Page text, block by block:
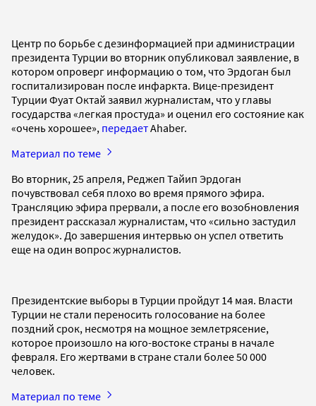
Центр по борьбе с дезинформацией при администрации
президента Турции во вторник опубликовал заявление, в
котором опроверг информацию о том, что Эрдоган был
госпитализирован после инфаркта. Вице-президент
Турции Фуат Октай заявил журналистам, что у главы
государства «легкая простуда» и оценил его состояние как
«очень хорошее», передаетAhaber.
Материал по теме
Во вторник, 25 апреля, Реджеп Тайип Эрдоган
почувствовал себя плохо во время прямого эфира.
Трансляцию эфира прервали, а после его возобновления
президент рассказал журналистам, что «сильно застудил
желудок». До завершения интервью он успел ответить
еще на один вопрос журналистов.
Президентские выборы в Турции пройдут 14 мая. Власти
Турции не стали переносить голосование на более
поздний срок, несмотря на мощное землетрясение,
которое произошло на юго-востоке страны в начале
февраля. Его жертвами в стране стали более 50 000
человек.
Материал по теме